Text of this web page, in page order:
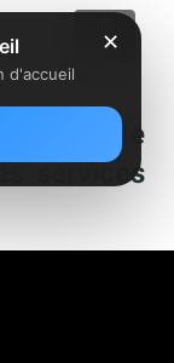
Ernotte
services
✕
d'accueil